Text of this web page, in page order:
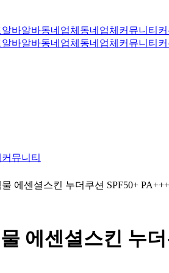
알바알바동네업체 동네업체 커뮤니티
알바알바동네업체 동네업체 커뮤니티
커뮤니티
에센셜스킨 누더쿠션 SPF50+
에센셜스킨 누